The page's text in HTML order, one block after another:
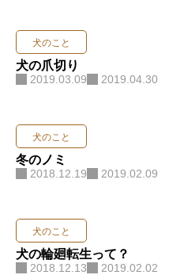
犬のこと
犬の爪切り
2019.03.09 2019.04.30
犬のこと
冬のノミ
2018.12.19 2019.02.09
犬のこと
犬の輪廻転生って？
2018.12.13 2019.02.02